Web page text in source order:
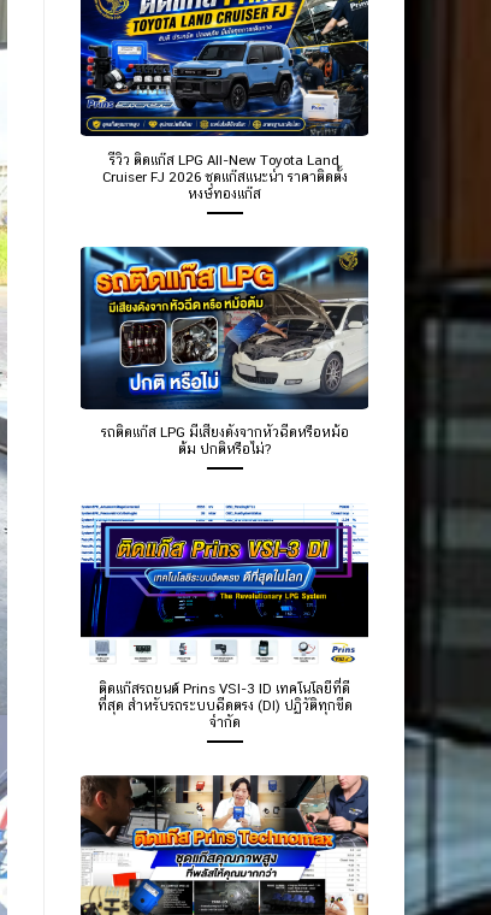
รีวิว ติดแก๊ส LPG All-New Toyota Land
Cruiser FJ 2026 ชุดแก๊สแนะนำ ราคาติดตั้ง
หงษ์ทองแก๊ส
รถติดแก๊ส LPG มีเสียงดังจากหัวฉีดหรือหม้อ
ต้ม ปกติหรือไม่?
ติดแก๊สรถยนต์ Prins VSI-3 ID เทคโนโลยีที่ดี
ที่สุด สำหรับรถระบบฉีดตรง (DI) ปฏิวัติทุกขีด
จำกัด